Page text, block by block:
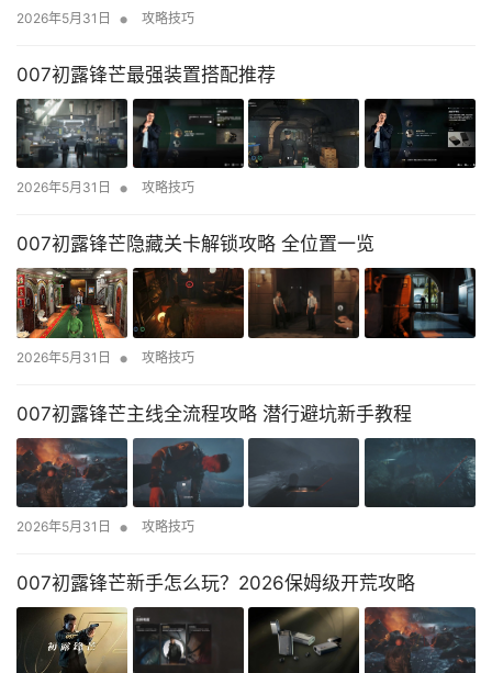
2026年5月31日 • 攻略技巧
007初露锋芒最强装置搭配推荐
2026年5月31日 • 攻略技巧
007初露锋芒隐藏关卡解锁攻略 全位置一览
2026年5月31日 • 攻略技巧
007初露锋芒主线全流程攻略 潜行避坑新手教程
2026年5月31日 • 攻略技巧
007初露锋芒新手怎么玩？2026保姆级开荒攻略